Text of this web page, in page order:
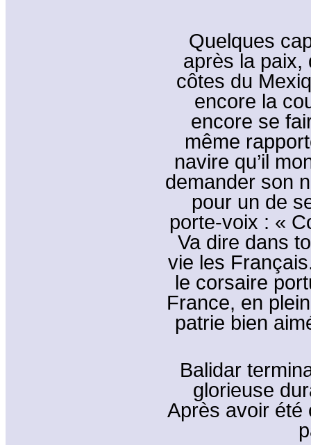
Quelques
après la paix,
côtes du
encore la
encore se
même
navire qu’il
demander son
pour un de
porte-voix : «
Va dire dans
vie les
le corsaire
France, en
patrie bien
Balidar
glorieuse
Après avoir été